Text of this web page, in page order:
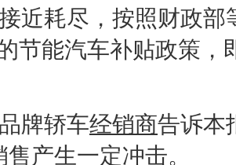
近耗尽，按照财政
节能汽车补贴政策，
牌轿车经销商告诉本
产生一定冲击。